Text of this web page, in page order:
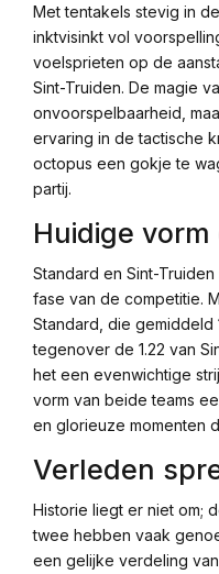
Met tentakels stevig in
inktvisinkt vol
voelsprieten op de
Sint-Truiden. De magie
onvoorspelbaarheid,
ervaring in de tactische
octopus een gokje te
partij.
Huidige
Standard en Sint-
fase van de competitie.
Standard, die gemiddeld
tegenover de 1.22 van
het een evenwichtige
vorm van beide teams
en glorieuze momenten
Verleden
Historie liegt er niet om;
twee hebben vaak
een gelijke verdeling